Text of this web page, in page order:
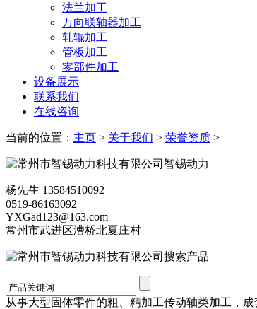
法兰加工
万向联轴器加工
轧辊加工
管板加工
零部件加工
设备展示
联系我们
在线咨询
当前的位置： 主页 > 关于我们 > 荣誉资质 >
智锡动力
杨先生 13584510092
0519-86163092
YXGad123@163.com
常州市武进区漕桥北夏庄村
搜索产品
从事大型固体零件的粗、精加工传动轴类加工，成